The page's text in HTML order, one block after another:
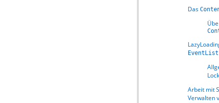
Das
EventList
Arbeit mit
Verwalten